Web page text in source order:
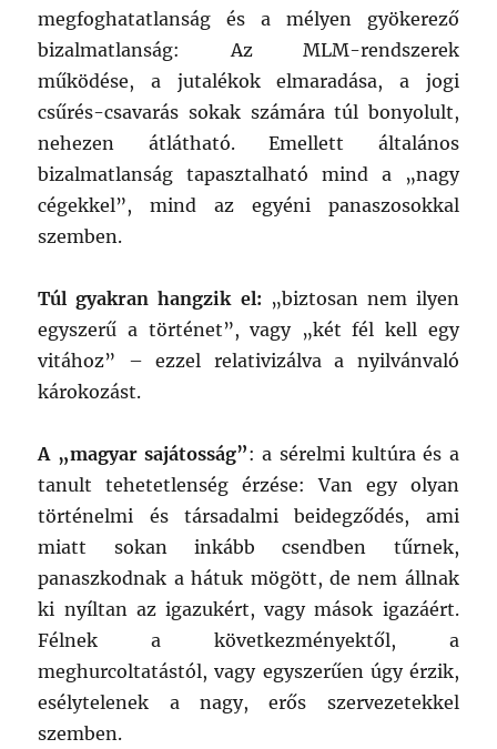
megfoghatatlanság és a mélyen gyökerező
bizalmatlanság: Az MLM-rendszerek
működése, a jutalékok elmaradása, a jogi
csűrés-csavarás sokak számára túl bonyolult,
nehezen átlátható. Emellett általános
bizalmatlanság tapasztalható mind a „nagy
cégekkel”, mind az egyéni panaszosokkal
szemben.
Túl gyakran hangzik el: „biztosan nem ilyen
egyszerű a történet”, vagy „két fél kell egy
vitához” – ezzel relativizálva a nyilvánvaló
károkozást.
A „magyar sajátosság”: a sérelmi kultúra és a
tanult tehetetlenség érzése: Van egy olyan
történelmi és társadalmi beidegződés, ami
miatt sokan inkább csendben tűrnek,
panaszkodnak a hátuk mögött, de nem állnak
ki nyíltan az igazukért, vagy mások igazáért.
Félnek a következményektől, a
meghurcoltatástól, vagy egyszerűen úgy érzik,
esélytelenek a nagy, erős szervezetekkel
szemben.